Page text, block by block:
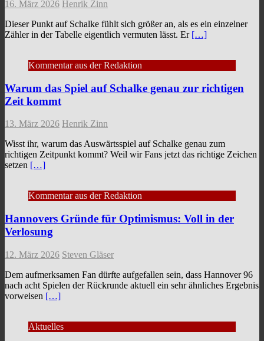
16. März 2026 Henrik Zinn
Dieser Punkt auf Schalke fühlt sich größer an, als es ein einzelner
Zähler in der Tabelle eigentlich vermuten lässt. Er […]
Kommentar aus der Redaktion
Warum das Spiel auf Schalke genau zur richtigen
Zeit kommt
13. März 2026 Henrik Zinn
Wisst ihr, warum das Auswärtsspiel auf Schalke genau zum
richtigen Zeitpunkt kommt? Weil wir Fans jetzt das richtige Zeichen
setzen […]
Kommentar aus der Redaktion
Hannovers Gründe für Optimismus: Voll in der
Verlosung
12. März 2026 Steven Gläser
Dem aufmerksamen Fan dürfte aufgefallen sein, dass Hannover 96
nach acht Spielen der Rückrunde aktuell ein sehr ähnliches Ergebnis
vorweisen […]
Aktuelles